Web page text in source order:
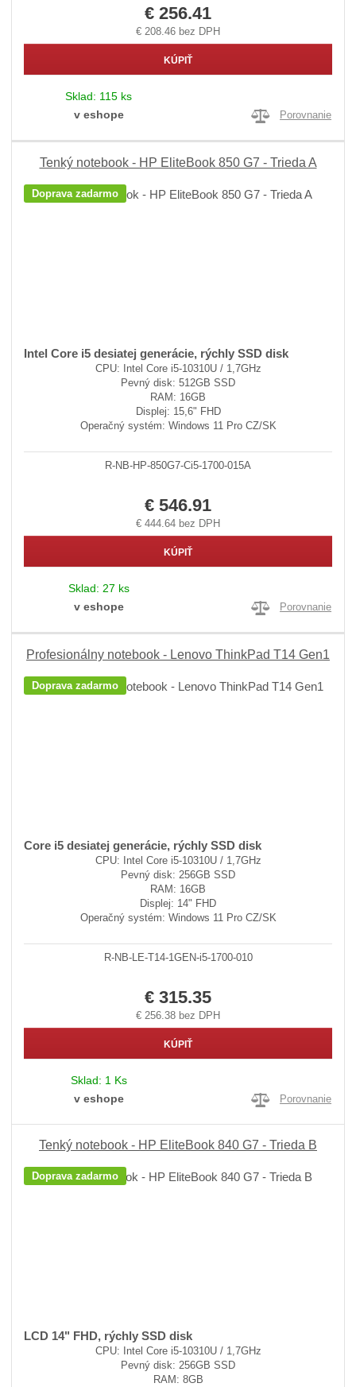
€ 256.41
€ 208.46 bez DPH
KÚPIŤ
Sklad: 115 ks
v eshope
Porovnanie
Tenký notebook - HP EliteBook 850 G7 - Trieda A
Doprava zadarmo
Intel Core i5 desiatej generácie, rýchly SSD disk
CPU: Intel Core i5-10310U / 1,7GHz
Pevný disk: 512GB SSD
RAM: 16GB
Displej: 15,6" FHD
Operačný systém: Windows 11 Pro CZ/SK
R-NB-HP-850G7-Ci5-1700-015A
€ 546.91
€ 444.64 bez DPH
KÚPIŤ
Sklad: 27 ks
v eshope
Porovnanie
Profesionálny notebook - Lenovo ThinkPad T14 Gen1
Doprava zadarmo
Core i5 desiatej generácie, rýchly SSD disk
CPU: Intel Core i5-10310U / 1,7GHz
Pevný disk: 256GB SSD
RAM: 16GB
Displej: 14" FHD
Operačný systém: Windows 11 Pro CZ/SK
R-NB-LE-T14-1GEN-i5-1700-010
€ 315.35
€ 256.38 bez DPH
KÚPIŤ
Sklad: 1 Ks
v eshope
Porovnanie
Tenký notebook - HP EliteBook 840 G7 - Trieda B
Doprava zadarmo
LCD 14" FHD, rýchly SSD disk
CPU: Intel Core i5-10310U / 1,7GHz
Pevný disk: 256GB SSD
RAM: 8GB